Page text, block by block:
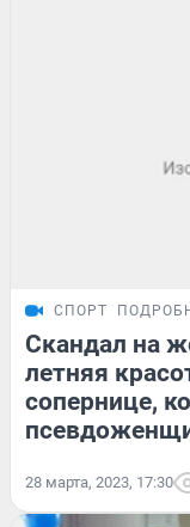
СПОРТ
Скандал на
летняя
сопернице,
28 марта, 2023, 17:30